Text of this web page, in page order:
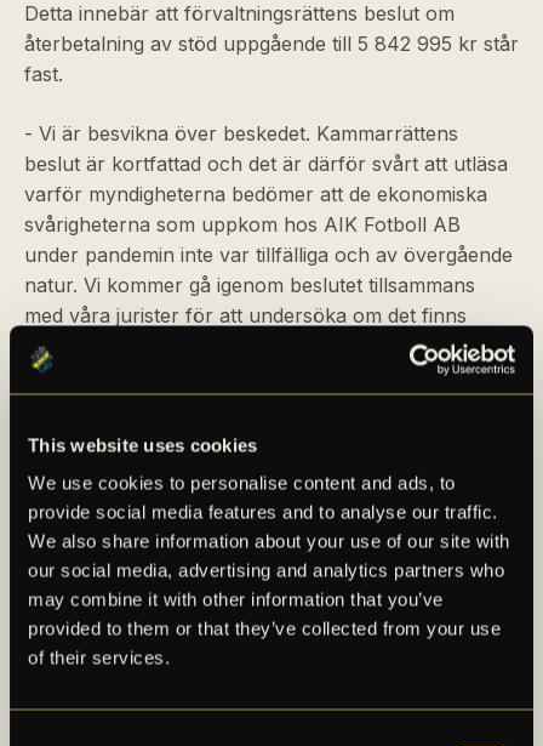
This website uses cookies
We use cookies to personalise content and ads, to
provide social media features and to analyse our traffic.
We also share information about your use of our site with
our social media, advertising and analytics partners who
may combine it with other information that you’ve
provided to them or that they’ve collected from your use
of their services.
Detta innebär att förvaltningsrättens beslut om
återbetalning av stöd uppgående till 5 842 995 kr står
fast.
- Vi är besvikna över beskedet. Kammarrättens
beslut är kortfattad och det är därför svårt att utläsa
varför myndigheterna bedömer att de ekonomiska
svårigheterna som uppkom hos AIK Fotboll AB
under pandemin inte var tillfälliga och av övergående
natur. Vi kommer gå igenom beslutet tillsammans
med våra jurister för att undersöka om det finns
möjlighet till ytterligare åtgärder i denna fråga, säger
AIK Fotbolls finansdirektör Håkan Strandlund.
resultaträkning i årets första kvartalsrapport. Dagens
konsekvens för bolagets resultat eller ställning.
För mer eventuell information, klicka här.